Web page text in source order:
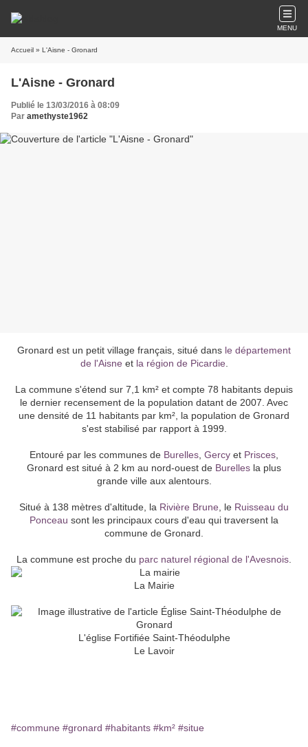
MENU
Accueil » L'Aisne - Gronard
L'Aisne - Gronard
Publié le 13/03/2016 à 08:09
Par amethyste1962
Gronard est un petit village français, situé dans le département
de l'Aisne et la région de Picardie
La commune s'étend sur 7,1 km² et compte 78 habitants depuis
le dernier recensement de la population datant de 2007. Avec
une densité de 11 habitants par km², la population de Gronard
s'est stabilisé par rapport à 1999.
Entouré par les communes de Burelles Gercy et Prisces
Gronard est situé à 2 km au nord-ouest de Burelles la plus
grande ville aux alentours.
Situé à 138 mètres d'altitude, la Rivière Brune , le Ruisseau du
Ponceau sont les principaux cours d'eau qui traversent la
commune de Gronard.
La commune est proche du parc naturel régional de l'Avesnois
La Mairie
L'église Fortifiée Saint-Théodulphe
Le Lavoir
#commune #gronard #habitants #km² #situe